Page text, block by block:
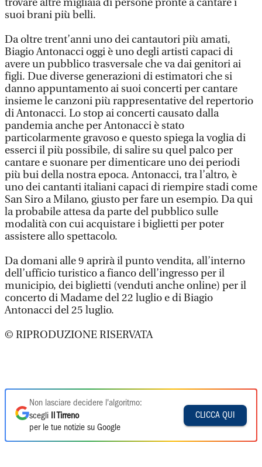
trovare altre migliaia di persone pronte a cantare i
suoi brani più belli.
Da oltre trent’anni uno dei cantautori più amati,
Biagio Antonacci oggi è uno degli artisti capaci di
avere un pubblico trasversale che va dai genitori ai
figli. Due diverse generazioni di estimatori che si
danno appuntamento ai suoi concerti per cantare
insieme le canzoni più rappresentative del repertorio
di Antonacci. Lo stop ai concerti causato dalla
pandemia anche per Antonacci è stato
particolarmente gravoso e questo spiega la voglia di
esserci il più possibile, di salire su quel palco per
cantare e suonare per dimenticare uno dei periodi
più bui della nostra epoca. Antonacci, tra l’altro, è
uno dei cantanti italiani capaci di riempire stadi come
San Siro a Milano, giusto per fare un esempio. Da qui
la probabile attesa da parte del pubblico sulle
modalità con cui acquistare i biglietti per poter
assistere allo spettacolo.
Da domani alle 9 aprirà il punto vendita, all’interno
dell’ufficio turistico a fianco dell’ingresso per il
municipio, dei biglietti (venduti anche online) per il
concerto di Madame del 22 luglio e di Biagio
Antonacci del 25 luglio.
© RIPRODUZIONE RISERVATA
Non lasciare decidere l'algoritmo:
scegli
Il Tirreno
per le tue notizie su Google
CLICCA QUI